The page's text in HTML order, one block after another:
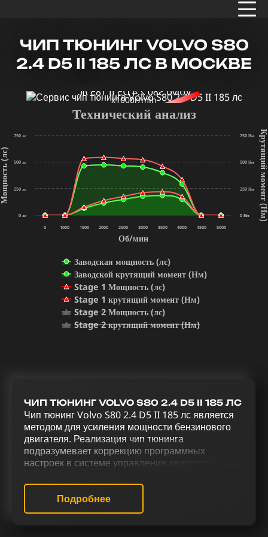
ЧИП ТЮНИНГ VOLVO S80
2.4 D5 II 185 ЛС В МОСКВЕ
x1000r/min
Об/мин
(лс)
Технический анализ
Заводская мощность (лс)
Заводской крутящий момент (Нм)
Stage 1 Мощность (лс)
Stage 1 крутящий момент (Нм)
Stage 2 Мощность (лс)
Stage 2 крутящий момент (Нм)
0 1000 1500 2000 2500 3000 3500 4000 4500 5000
0 лс
250 лс
500 лс
750 лс
0 Нм
250 Нм
500 Нм
750 Нм
ЧИП ТЮНИНГ VOLVO S80 2.4 D5 II 185 ЛС
Чип тюнинг Volvo S80 2.4 D5 II 185 лс является
методом для усиления мощности бензинового
двигателя. Реализация чип тюнинга
подразумевает коррекцию программных
настроек в системе управления двигателем для
Volvo S80 2.4 D5 II 185 лс через комплексный
тюнинг, включая чип тюнинг (stage 1 и stage 2),
отключение катализатора (Евро-2) и Evap,
Подробнее